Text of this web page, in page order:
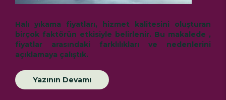
Halı yıkama fiyatları, hizmet kalitesini oluşturan
birçok faktörün etkisiyle belirlenir. Bu makalede ,
fiyatlar arasındaki farklılıkları ve nedenlerini
açıklamaya çalıştık.
Yazının Devamı